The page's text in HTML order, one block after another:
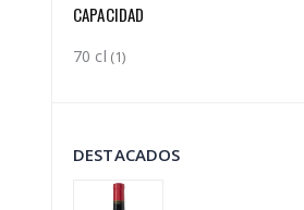
CAPACIDAD
70 cl (1)
DESTACADOS